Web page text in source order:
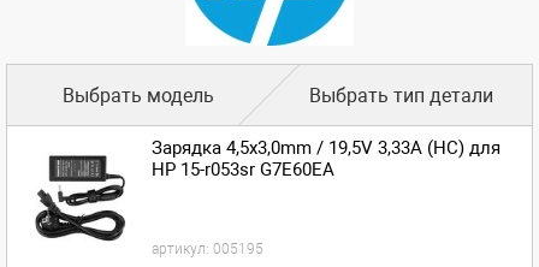
Выбрать модель Выбрать тип детали
Зарядка 4,5x3,0mm / 19,5V 3,33A (HC) для
HP 15-r053sr G7E60EA
артикул: 005195